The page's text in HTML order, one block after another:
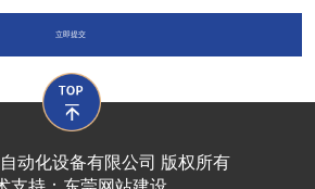
立即提交
动化设备有限公司 版权所有